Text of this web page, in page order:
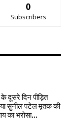
0
Subscribers
दूसरे दिन पीड़ित
सुनील पटेल मृतक की
का भरोसा...